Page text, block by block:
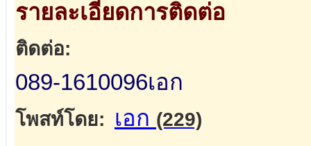
รายละเอียดการติดต่อ
ติดต่อ:
089-1610096เอก
โพสท์โดย: เอก (229)